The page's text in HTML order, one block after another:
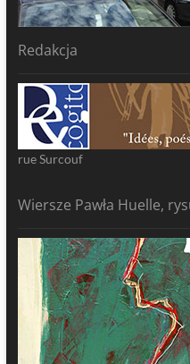
Redakcja
rue Surcouf
Wiersze Pawła Huelle,